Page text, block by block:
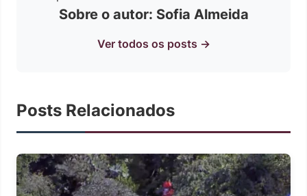
Sobre o autor: Sofia Almeida
Ver todos os posts →
Posts Relacionados